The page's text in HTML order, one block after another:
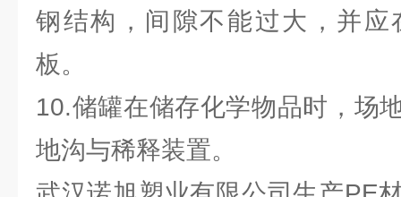
钢结构，间隙不能过大，并应
板。
10.储罐在储存化学物品时，场
地沟与稀释装置。